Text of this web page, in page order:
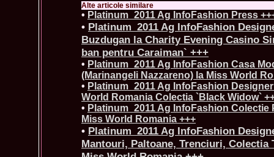
Alte articole similare
• Platinum_2011 Ag InfoFashion Press
• Platinum_2011 Ag InfoFashion
Buzdugan la Charity Evening Casino
ban pentru Caraiman` +++
• Platinum_2011 Ag InfoFashion Casa
(Marinangeli Nazzareno) la Miss World
• Platinum_2011 Ag InfoFashion
World Romania Colectia `Black Widow`
• Platinum_2011 Ag InfoFashion Colectie
Miss World Romania +++
• Platinum_2011 Ag InfoFashion
Mantouri, Paltoane, Trenciuri, Colectia